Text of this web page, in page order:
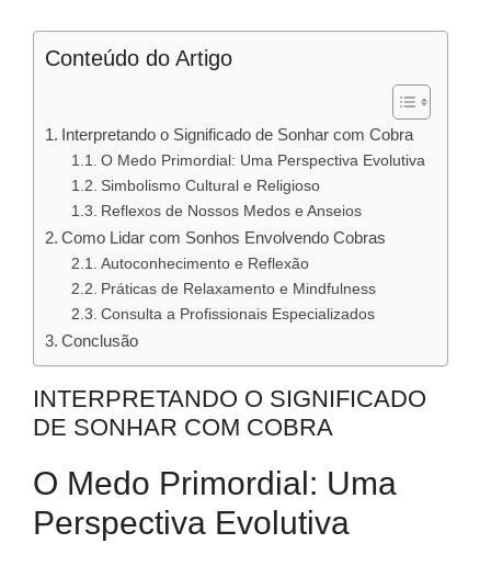
Conteúdo do Artigo
Interpretando o Significado de Sonhar com Cobra
O Medo Primordial: Uma Perspectiva Evolutiva
Simbolismo Cultural e Religioso
Reflexos de Nossos Medos e Anseios
Como Lidar com Sonhos Envolvendo Cobras
Autoconhecimento e Reflexão
Práticas de Relaxamento e Mindfulness
Consulta a Profissionais Especializados
Conclusão
INTERPRETANDO O SIGNIFICADO
DE SONHAR COM COBRA
O Medo Primordial: Uma
Perspectiva Evolutiva